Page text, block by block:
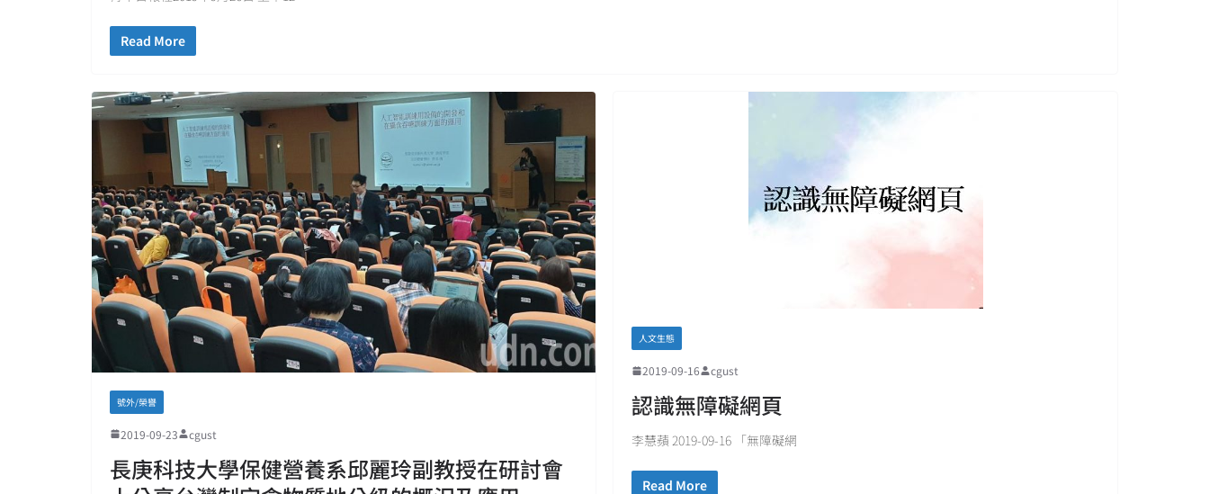
Read More
號外/榮譽
2019-09-23 cgust
長庚科技大學保健營養系邱麗玲副教授在研討會
人文生態
2019-09-16 cgust
認識無障礙網頁
李慧蘋 2019-09-16 「無障礙網
Read More